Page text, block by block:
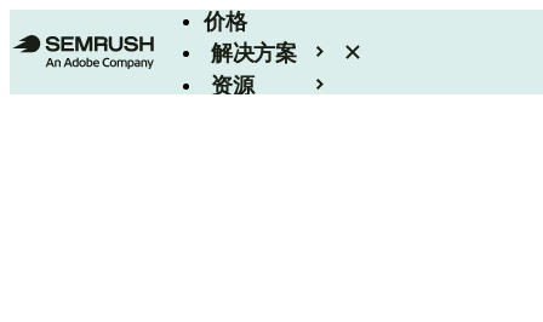
价格
解决方案
资源